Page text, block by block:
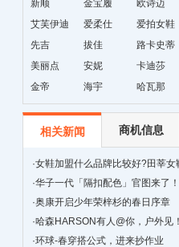
新顺 金宝履 欧诗迈
艾芙伊迪
爱柔仕 爱拍女鞋
先吉
拔佳
路卡史蒂
芙
美丽点
安妮 卡迪莎
金帝
海宇 哈瓦那
相关新闻 商机信息
·女鞋加盟什么品牌比较好?田莘
·华子一代「隔扣配色」官图来了
·奥康开启少年荣梓杉的春日序章
·哈森HARSON有人@你，户外见！
·环球-春穿搭公式，进来抄作业